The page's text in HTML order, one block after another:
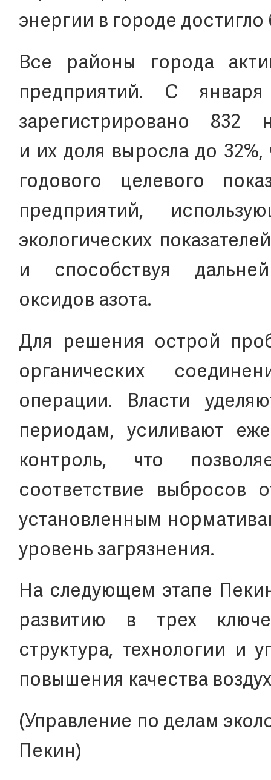
энергии в городе
Все районы города
предприятий. С
зарегистрировано 832
и их доля выросла до
годового целевого
предприятий,
экологических
и способствуя
оксидов азота.
Для решения острой
органических
операции. Власти
периодам, усиливают
контроль, что
соответствие выбросов
установленным
уровень загрязнения.
На следующем этапе
развитию в трех
структура, технологии и
повышения качества
(Управление по делам
Пекин)